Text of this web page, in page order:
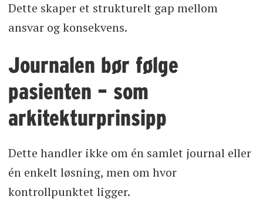
Dette skaper et strukturelt gap mellom
ansvar og konsekvens.
Journalen bør følge
pasienten – som
arkitekturprinsipp
Dette handler ikke om én samlet journal eller
én enkelt løsning, men om hvor
kontrollpunktet ligger.